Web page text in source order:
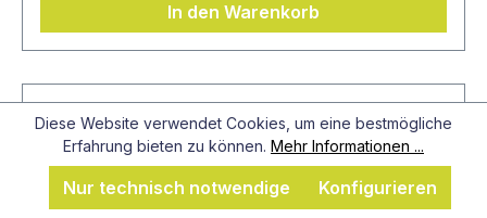
In den Warenkorb
%
Diese Website verwendet Cookies, um eine bestmögliche
Erfahrung bieten zu können. Mehr Informationen ...
Nur technisch notwendige Konfigurieren